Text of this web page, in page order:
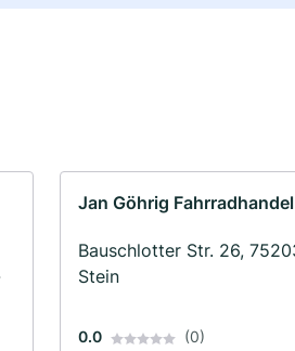
Jan Göhrig Fahrradhandel
Bauschlotter Str. 26,
Stein
0.0 (0)